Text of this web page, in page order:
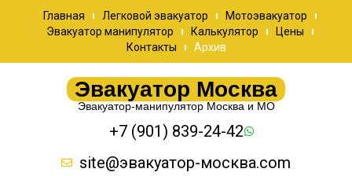
Главная Легковой эвакуатор
Мотоэвакуатор
Эвакуатор манипулятор
Калькулятор
Цены
Контакты
Архив
Эвакуатор Москва
Эвакуатор-манипулятор Москва и МО
+7 (901) 839-24-42
site@эвакуатор-москва.com